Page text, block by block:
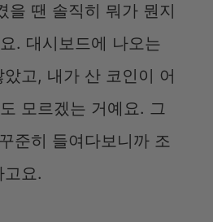
을 땐 솔직히 뭐가 뭔지
. 대시보드에 나오는
고, 내가 산 코인이 어
모르겠는 거예요. 그
준히 들여다보니까 조
요.